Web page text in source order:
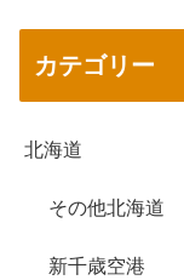
カテゴリー
北海道
その他北海道
新千歳空港